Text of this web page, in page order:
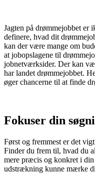
Jagten på drømmejobbet er
definere, hvad dit
kan der være mange om
at jobopslagene til
jobnetværksider. Der kan
har landet drømmejobbet.
øger chancerne til at finde
Fokuser din
Først og fremmest er det
Finder du frem til, hvad du
mere præcis og konkret i
udstrækning kunne mærke